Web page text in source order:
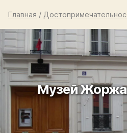
Главная /
Музей Жоржа